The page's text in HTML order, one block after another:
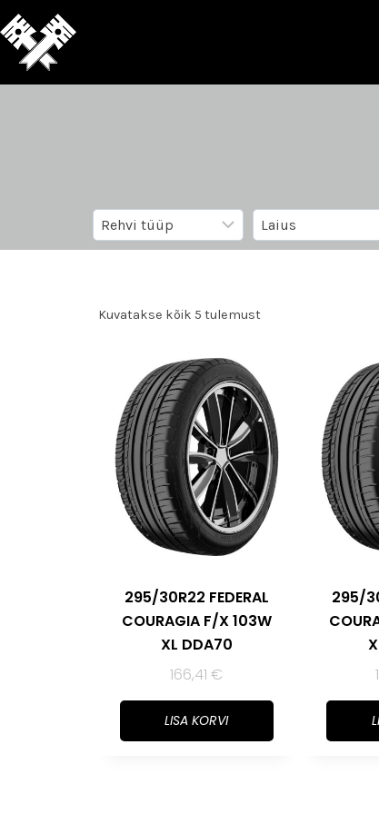
Kuvatakse kõik 5 tulemust
295/30R22 FEDERAL
COURAGIA F/X 103W
XL DDA70
166,41€
LISA KORVI
295/